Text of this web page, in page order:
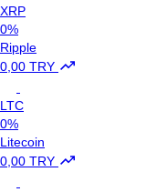
XRP
0%
Ripple
0,00 TRY
LTC
0%
Litecoin
0,00 TRY